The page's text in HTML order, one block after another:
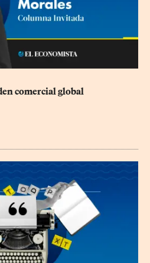
comercial global